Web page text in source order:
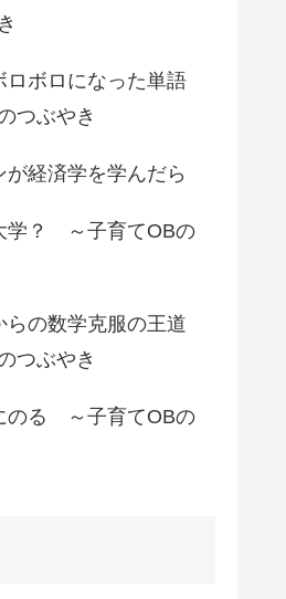
ロボロになった単語
つぶやき
経済学を学んだら
学？ ～子育てOBの
の数学克服の王道
つぶやき
のる ～子育てOBの